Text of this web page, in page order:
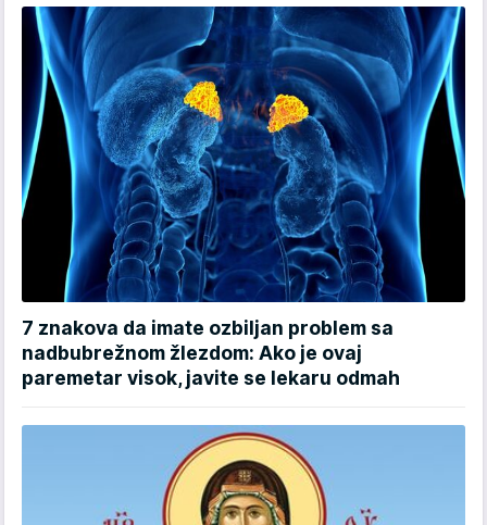
7 znakova da imate ozbiljan problem sa
nadbubrežnom žlezdom: Ako je ovaj
paremetar visok, javite se lekaru odmah